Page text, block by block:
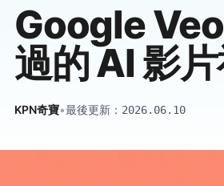
Google
過的 AI 影
KPN奇寶•最後更新： 2026.06.10